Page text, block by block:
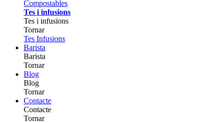
Compostables
Tes i infusions
Tes i infusions
Tornar
Tes Infusions
Barista
Barista
Tornar
Blog
Blog
Tornar
Contacte
Contacte
Tornar